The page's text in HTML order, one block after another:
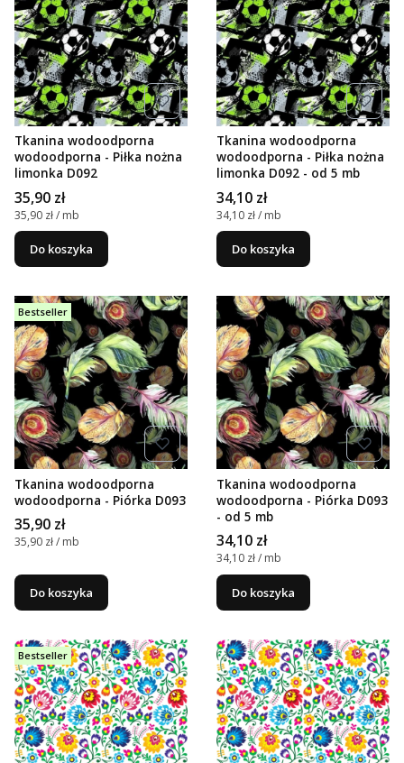
Tkanina wodoodporna
wodoodporna - Piłka nożna
limonka D092
Cena
35,90 zł
Cena jednostkowa
35,90 zł / mb
Do koszyka
Tkanina wodoodporna
wodoodporna - Piłka nożna
limonka D092 - od 5 mb
Cena
34,10 zł
Cena jednostkowa
34,10 zł / mb
Do koszyka
Bestseller
Tkanina wodoodporna
wodoodporna - Piórka D093
Cena
35,90 zł
Cena jednostkowa
35,90 zł / mb
Do koszyka
Tkanina wodoodporna
wodoodporna - Piórka D093
- od 5 mb
Cena
34,10 zł
Cena jednostkowa
34,10 zł / mb
Do koszyka
Bestseller